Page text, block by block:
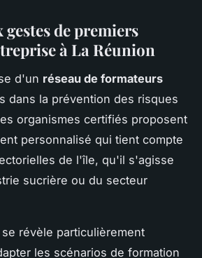
de premiers
à La Réunion
d'un réseau de formateurs
dans la prévention des risques
organismes certifiés proposent
personnalisé qui tient compte
de l'île, qu'il s'agisse
sucrière ou du secteur
révèle particulièrement
les scénarios de formation